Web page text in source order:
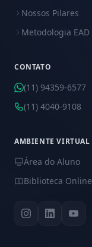
Nossos Pilares
Metodologia EAD
CONTATO
(11) 94359-6577
(11) 4040-9108
AMBIENTE VIRTUAL
Área do Aluno
Biblioteca Online